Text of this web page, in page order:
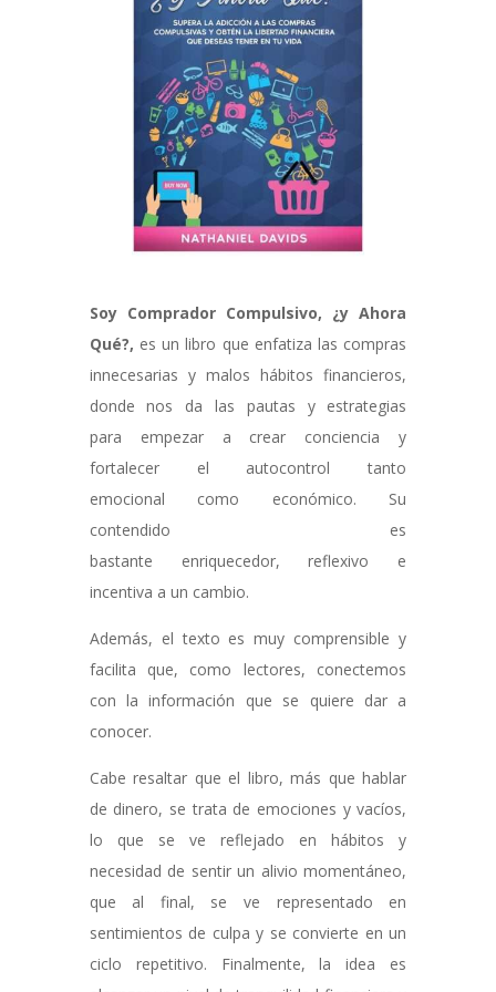
Soy Comprador Compulsivo, ¿y Ahora
Qué?, es un libro que enfatiza las compras
innecesarias y malos hábitos financieros,
donde nos da las pautas y estrategias
para empezar a crear conciencia y
fortalecer el autocontrol tanto
emocional como económico. Su
contendido es
bastante enriquecedor, reflexivo e
incentiva a un cambio.
Además, el texto es muy comprensible y
facilita que, como lectores, conectemos
con la información que se quiere dar a
conocer.
Cabe resaltar que el libro, más que hablar
de dinero, se trata de emociones y vacíos,
lo que se ve reflejado en hábitos y
necesidad de sentir un alivio momentáneo,
que al final, se ve representado en
sentimientos de culpa y se convierte en un
ciclo repetitivo. Finalmente, la idea es